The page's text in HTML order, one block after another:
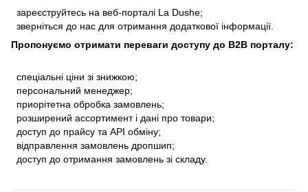
зареєструйтесь на веб-порталі La Dushe;
зверніться до нас для отримання додаткової інформації.
Пропонуємо отримати переваги доступу до В2В порталу:
спеціальні ціни зі знижкою;
персональний менеджер;
приорітетна обробка замовлень;
розширений ассортимент і дані про товари;
доступ до прайсу та API обміну;
відправлення замовлень дропшип;
доступ до отримання замовлень зі складу.